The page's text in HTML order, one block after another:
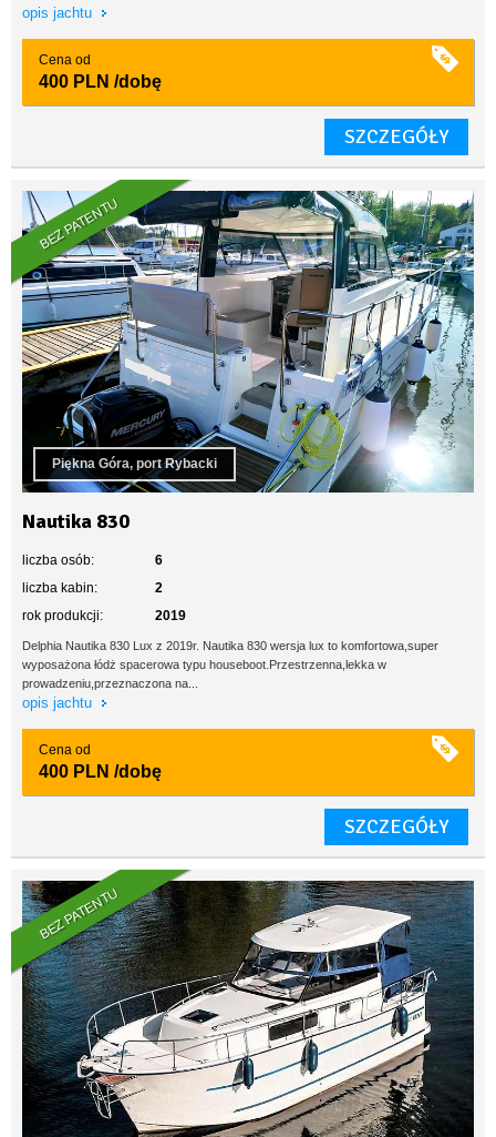
opis jachtu
Cena od
400 PLN /dobę
SZCZEGÓŁY
BEZ PATENTU
Piękna Góra, port Rybacki
Nautika 830
liczba osób:
6
liczba kabin:
2
rok produkcji:
2019
Delphia Nautika 830 Lux z 2019r. Nautika 830 wersja lux to komfortowa,super
wyposażona łódż spacerowa typu houseboot.Przestrzenna,lekka w
prowadzeniu,przeznaczona na...
opis jachtu
Cena od
400 PLN /dobę
SZCZEGÓŁY
BEZ PATENTU